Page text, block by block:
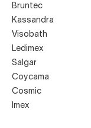
Bruntec
Kassandra
Visobath
Ledimex
Salgar
Coycama
Cosmic
Imex